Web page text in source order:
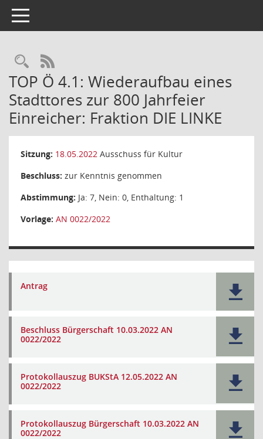
Toggle navigation
Rechercheauswahl
RSS-Feed
TOP Ö 4.1: Wiederaufbau eines
Stadttores zur 800 Jahrfeier
Einreicher: Fraktion DIE LINKE
Sitzung: 18.05.2022 Ausschuss für Kultur
Beschluss: zur Kenntnis genommen
Abstimmung: Ja: 7, Nein: 0, Enthaltung: 1
Vorlage: AN 0022/2022
Antrag
Beschluss Bürgerschaft 10.03.2022 AN
0022/2022
Protokollauszug BUKStA 12.05.2022 AN
0022/2022
Protokollauszug Bürgerschaft 10.03.2022 AN
0022/2022